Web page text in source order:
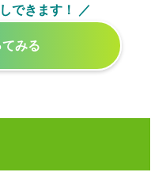
できます！ ／
みる